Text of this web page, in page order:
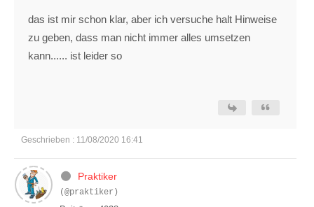
das ist mir schon klar, aber ich versuche halt Hinweise
zu geben, dass man nicht immer alles umsetzen
kann...... ist leider so
Geschrieben : 11/08/2020 16:41
Praktiker
(@praktiker)